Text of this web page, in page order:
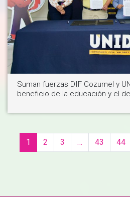
Ver
Suman fuerzas DIF Cozumel y
beneficio de la educación y el
1 2 3 … 43 44